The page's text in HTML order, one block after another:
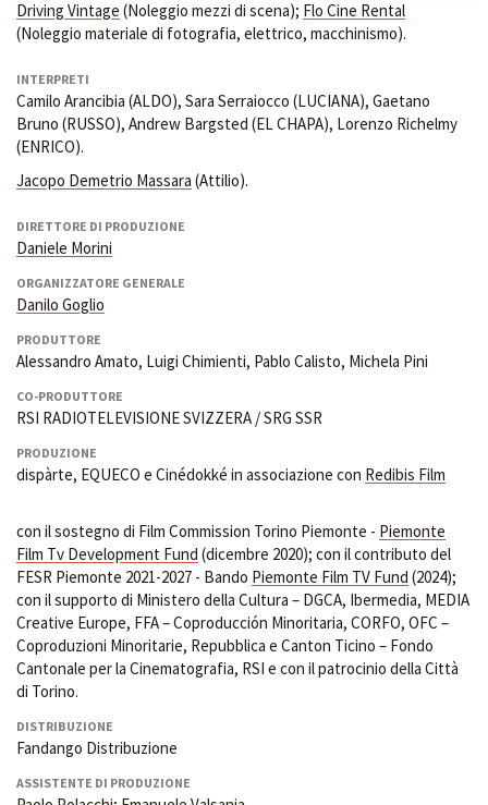
Driving Vintage (Noleggio mezzi di scena); Flo Cine Rental
(Noleggio materiale di fotografia, elettrico, macchinismo).
INTERPRETI
Camilo Arancibia (ALDO), Sara Serraiocco (LUCIANA), Gaetano
Bruno (RUSSO), Andrew Bargsted (EL CHAPA), Lorenzo Richelmy
(ENRICO).
Jacopo Demetrio Massara (Attilio).
DIRETTORE DI PRODUZIONE
Daniele Morini
ORGANIZZATORE GENERALE
Danilo Goglio
PRODUTTORE
Alessandro Amato, Luigi Chimienti, Pablo Calisto, Michela Pini
CO-PRODUTTORE
RSI RADIOTELEVISIONE SVIZZERA / SRG SSR
PRODUZIONE
dispàrte, EQUECO e Cinédokké in associazione con Redibis Film
con il sostegno di Film Commission Torino Piemonte - Piemonte
Film Tv Development Fund (dicembre 2020); con il contributo del
FESR Piemonte 2021-2027 - Bando Piemonte Film TV Fund (2024);
con il supporto di Ministero della Cultura – DGCA, Ibermedia, MEDIA
Creative Europe, FFA – Coproducción Minoritaria, CORFO, OFC –
Coproduzioni Minoritarie, Repubblica e Canton Ticino – Fondo
Cantonale per la Cinematografia, RSI e con il patrocinio della Città
di Torino.
DISTRIBUZIONE
Fandango Distribuzione
ASSISTENTE DI PRODUZIONE